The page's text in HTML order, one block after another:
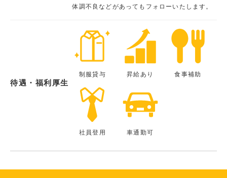
体調不良などがあってもフォローいたします。
待遇・福利厚生
制服貸与 昇給あり 食事補助
社員登用 車通勤可